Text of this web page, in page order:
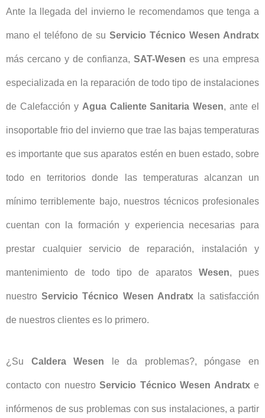
Ante la llegada del invierno le recomendamos que tenga a
mano el teléfono de su Servicio Técnico Wesen Andratx
más cercano y de confianza, SAT-Wesen es una empresa
especializada en la reparación de todo tipo de instalaciones
de Calefacción y Agua Caliente Sanitaria Wesen, ante el
insoportable frio del invierno que trae las bajas temperaturas
es importante que sus aparatos estén en buen estado, sobre
todo en territorios donde las temperaturas alcanzan un
mínimo terriblemente bajo, nuestros técnicos profesionales
cuentan con la formación y experiencia necesarias para
prestar cualquier servicio de reparación, instalación y
mantenimiento de todo tipo de aparatos Wesen, pues
nuestroServicio Técnico Wesen Andratx la satisfacción
de nuestros clientes es lo primero.
¿Su Caldera Wesen le da problemas?, póngase en
contacto con nuestroServicio Técnico Wesen Andratxe
infórmenos de sus problemas con sus instalaciones, a partir